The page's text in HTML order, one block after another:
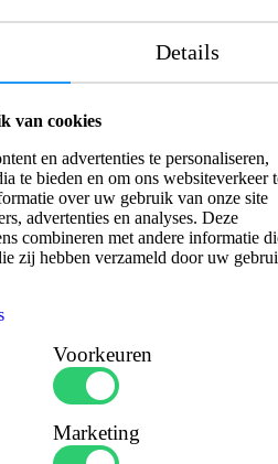
ontworpen voor zware
corrosiebestendigheid en
Gemaakt van hoogwaardig roestvrij
klem een uitstekende weerstand
omstandigheden, waardoor hij ideaal
en industriële toepassingen.
van een M6 of M8
fabricage volgens DIN 933,
garandeert een perfecte
Details
van cookies
en advertenties te personaliseren,
te bieden en om ons websiteverkeer
over uw gebruik van onze site
advertenties en analyses. Deze
combineren met andere informatie
zij hebben verzameld door uw
Voorkeuren
Marketing